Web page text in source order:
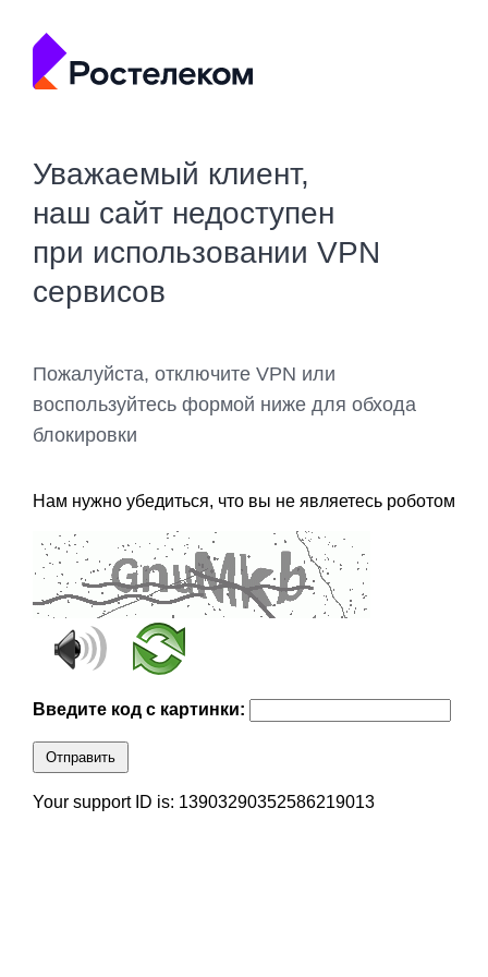
Уважаемый клиент,
наш сайт недоступен
при использовании VPN
сервисов
Пожалуйста, отключите VPN или
воспользуйтесь формой ниже для обхода
блокировки
Нам нужно убедиться, что вы не являетесь роботом
Введите код с картинки:
Отправить
Your support ID is: 13903290352586219013